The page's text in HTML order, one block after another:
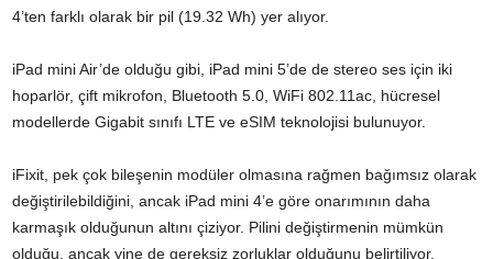
4’ten farklı olarak bir pil (19.32 Wh) yer alıyor.
iPad mini Air’de olduğu gibi, iPad mini 5’de de stereo ses için iki
hoparlör, çift mikrofon, Bluetooth 5.0, WiFi 802.11ac, hücresel
modellerde Gigabit sınıfı LTE ve eSIM teknolojisi bulunuyor.
iFixit, pek çok bileşenin modüler olmasına rağmen bağımsız olarak
değiştirilebildiğini, ancak iPad mini 4’e göre onarımının daha
karmaşık olduğunun altını çiziyor. Pilini değiştirmenin mümkün
olduğu, ancak yine de gereksiz zorluklar olduğunu belirtiliyor.